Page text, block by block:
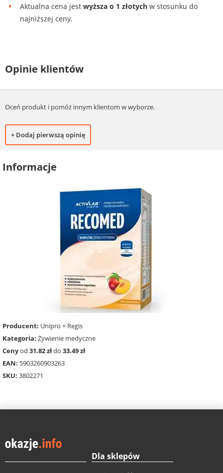
Aktualna cena jest wyższa o 1 złotych w stosunku do
najniższej ceny.
Opinie klientów
Oceń produkt i pomóż innym klientom w wyborze.
+ Dodaj pierwszą opinię
Informacje
Producent: Unipro + Regis
Kategoria: Żywienie medyczne
Cenyod 31.82 złdo 33.49 zł
EAN: 5903260903263
SKU: 3802271
Dla sklepów